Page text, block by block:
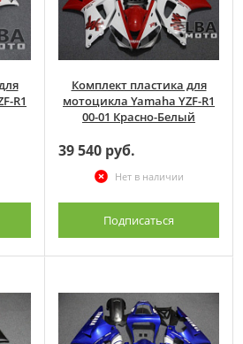
R1
Комплект пластика для
мотоцикла Yamaha YZF-R1
00-01 Красно-Белый
39 540 руб.
Нет в наличии
Подписаться